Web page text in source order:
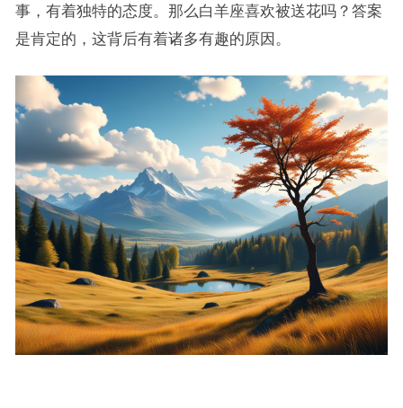
事，有着独特的态度。那么白羊座喜欢被送花吗？答案
是肯定的，这背后有着诸多有趣的原因。